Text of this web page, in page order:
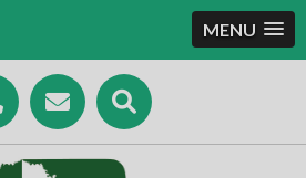
MENU